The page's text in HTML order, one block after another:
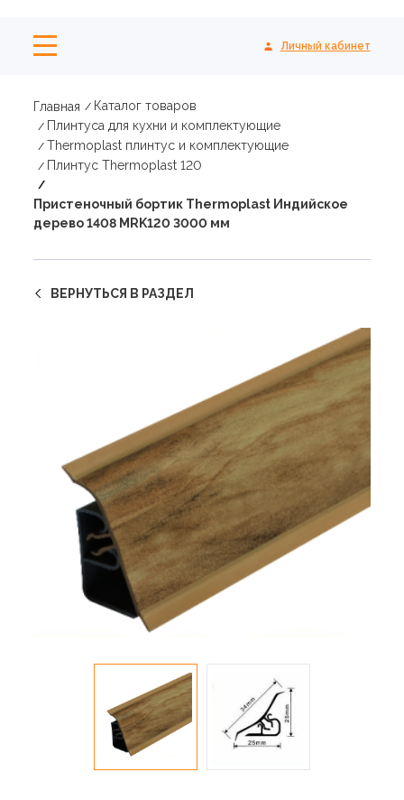
Личный кабинет
Главная
Каталог товаров
Плинтуса для кухни и комплектующие
Thermoplast плинтус и комплектующие
Плинтус Thermoplast 120
Пристеночный бортик Thermoplast Индийское
дерево 1408 MRK120 3000 мм
ВЕРНУТЬСЯ В РАЗДЕЛ